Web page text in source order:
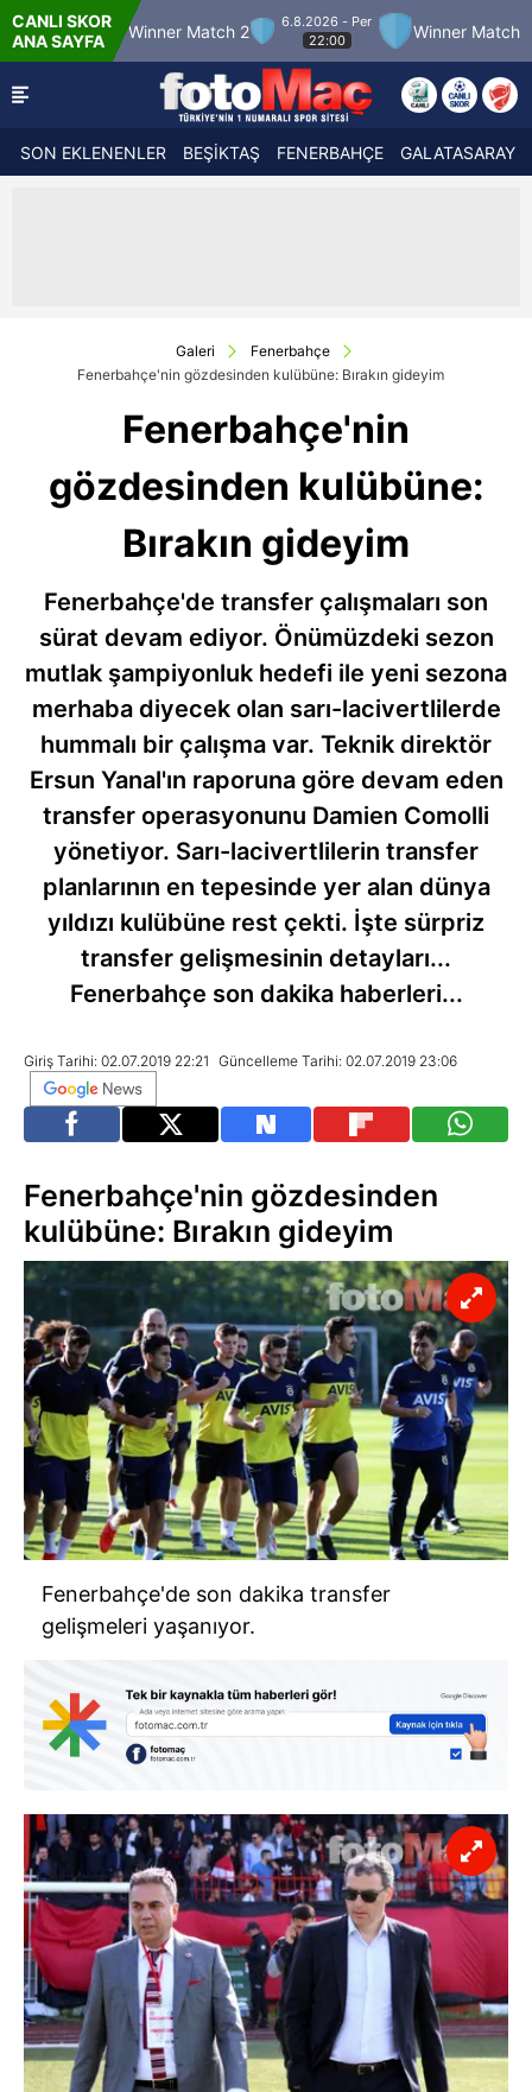
CANLI SKOR
ANA SAYFA
Winner Match 2
6.8.2026 - Per
22:00
Winner Match 3 Boluspor
SON EKLENENLER BEŞİKTAŞ FENERBAHÇE GALATASARAY
Galeri
Fenerbahçe
Fenerbahçe'nin gözdesinden kulübüne: Bırakın gideyim
Fenerbahçe'nin
gözdesinden kulübüne:
Bırakın gideyim
Fenerbahçe'de transfer çalışmaları son
sürat devam ediyor. Önümüzdeki sezon
mutlak şampiyonluk hedefi ile yeni sezona
merhaba diyecek olan sarı-lacivertlilerde
hummalı bir çalışma var. Teknik direktör
Ersun Yanal'ın raporuna göre devam eden
transfer operasyonunu Damien Comolli
yönetiyor. Sarı-lacivertlilerin transfer
planlarının en tepesinde yer alan dünya
yıldızı kulübüne rest çekti. İşte sürpriz
transfer gelişmesinin detayları...
Fenerbahçe son dakika haberleri...
Giriş Tarihi: 02.07.2019 22:21 Güncelleme Tarihi: 02.07.2019 23:06
Fenerbahçe'nin gözdesinden
kulübüne: Bırakın gideyim
Fenerbahçe'de son dakika transfer
gelişmeleri yaşanıyor.